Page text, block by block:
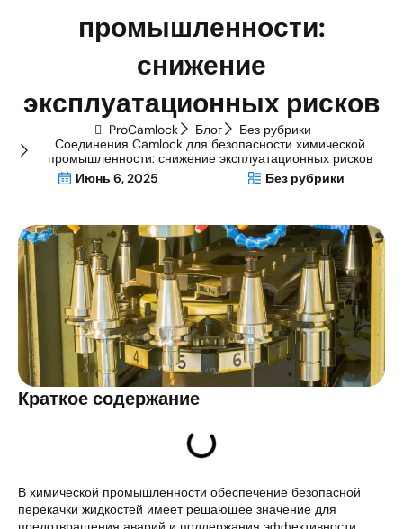
промышленности:
снижение
эксплуатационных рисков
ProCamlock Блог
Без рубрики
Соединения Camlock для безопасности химической
промышленности: снижение эксплуатационных рисков
Июнь 6, 2025
Без рубрики
Краткое содержание
В химической промышленности обеспечение безопасной
перекачки жидкостей имеет решающее значение для